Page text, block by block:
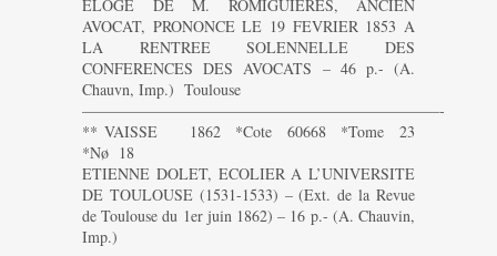
ELOGE DE M. ROMIGUIERES, ANCIEN
AVOCAT, PRONONCE LE 19 FEVRIER 1853 A
LA RENTREE SOLENNELLE DES
CONFERENCES DES AVOCATS – 46 p.- (A.
Chauvn, Imp.) Toulouse
———————————————————————-
** VAISSE 1862 *Cote 60668 *Tome 23
*Nø 18
ETIENNE DOLET, ECOLIER A L’UNIVERSITE
DE TOULOUSE (1531-1533) – (Ext. de la Revue
de Toulouse du 1er juin 1862) – 16 p.- (A. Chauvin,
Imp.)